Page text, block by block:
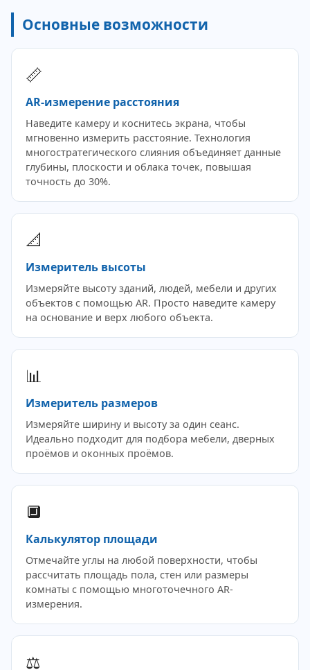
Основные возможности
📏
AR-измерение расстояния
Наведите камеру и коснитесь экрана, чтобы
мгновенно измерить расстояние. Технология
многостратегического слияния объединяет данные
глубины, плоскости и облака точек, повышая
точность до 30%.
📐
Измеритель высоты
Измеряйте высоту зданий, людей, мебели и других
объектов с помощью AR. Просто наведите камеру
на основание и верх любого объекта.
📊
Измеритель размеров
Измеряйте ширину и высоту за один сеанс.
Идеально подходит для подбора мебели, дверных
проёмов и оконных проёмов.
🔲
Калькулятор площади
Отмечайте углы на любой поверхности, чтобы
рассчитать площадь пола, стен или размеры
комнаты с помощью многоточечного AR-
измерения.
⚖️